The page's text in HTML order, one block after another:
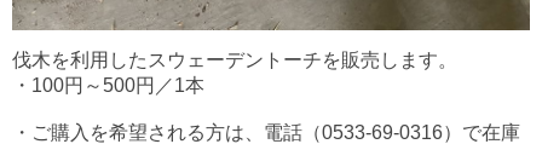
伐木を利用したスウェーデントーチを販売します。
・100円～500円／1本
・ご購入を希望される方は、電話（0533-69-0316）で在庫